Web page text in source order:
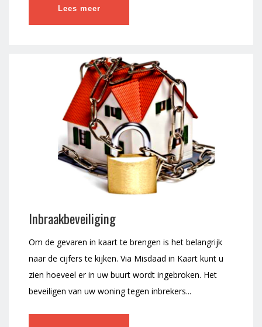
Lees meer
Inbraakbeveiliging
Om de gevaren in kaart te brengen is het belangrijk
naar de cijfers te kijken. Via Misdaad in Kaart kunt u
zien hoeveel er in uw buurt wordt ingebroken. Het
beveiligen van uw woning tegen inbrekers...